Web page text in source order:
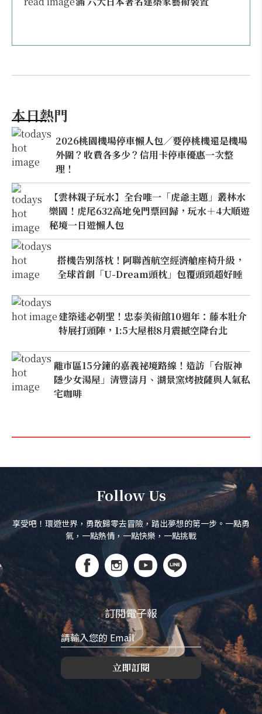
本日熱門
2026桃園機場停車懶人包／要停桃機還是機場
外圍？收費各多少？信用卡停車優惠一次整
理！
【雲林親子玩水】全台唯一「虎爺主題」叢林水
樂園！虎尾632高地免門票回歸，玩水＋4大順遊
秘境一日遊懶人包
搭機告別落枕！阿聯酋航空經濟艙座椅升級，
全球首創「U-Dream頭枕」包覆頭頸超好睡
建築迷必朝聖！忠泰美術館10週年：藤本壯介
特展打頭陣，1:5大屋根8月震撼空降台北
離市區15分鐘的嘉義祕境路線！造訪「台版神
隱少女湯屋」清豐濤月、湖景窯烤披薩與人氣私
宅咖啡
Follow Us
享受吧！環遊世界，勇敢歸零去冒險，踏出夢想的第一步。一點勇
氣，一點熱情，一點快樂，一點挑戰
訂閱電子報
立即訂閱